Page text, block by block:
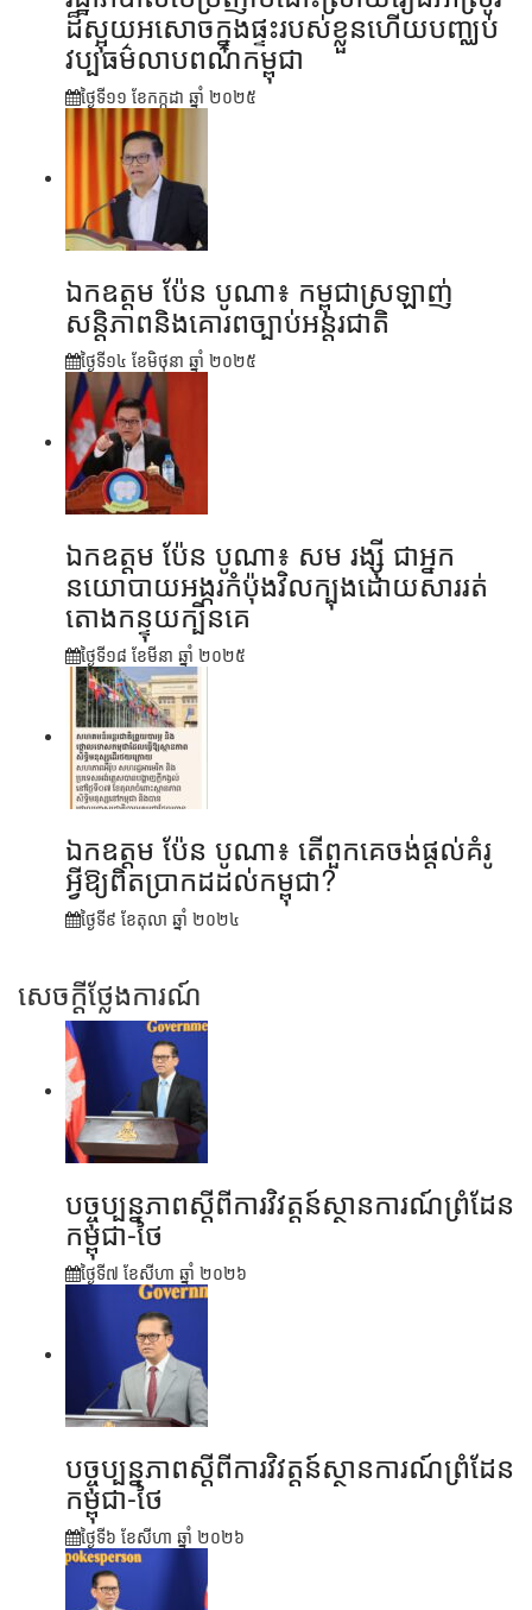
ដ៏ស្អុយអសោចក្នុងផ្ទះរបស់ខ្លួនហើយបញ្ឈប់
វប្បធម៌លាបពណ៌កម្ពុជា
ថ្ងៃទី១១ ខែ​កក្កដា ឆ្នាំ ២០២៥
ឯកឧត្តម ប៉ែន បូណា៖ កម្ពុជាស្រឡាញ់
សន្តិភាពនិងគោរពច្បាប់អន្តរជាតិ
ថ្ងៃទី១៤ ខែ​មិថុនា ឆ្នាំ ២០២៥
ឯកឧត្តម ប៉ែន បូណា៖ សម រង្ស៊ី ជាអ្នក
នយោបាយអង្ករកំប៉ុងវិលក្បុងដោយសាររត់
តោងកន្ទុយក្បិនគេ
ថ្ងៃទី១៨ ខែ​មីនា ឆ្នាំ ២០២៥
ឯកឧត្តម ប៉ែន បូណា៖ តើពួកគេចង់ផ្តល់គំរូ
អ្វីឱ្យពិតប្រាកដដល់កម្ពុជា?
ថ្ងៃទី៩ ខែ​តុលា ឆ្នាំ ២០២៤
សេចក្តីថ្លែងការណ៍
បច្ចុប្បន្នភាពស្ដីពីការវិវត្តន៍ស្ថានការណ៍ព្រំដែន
កម្ពុជា-ថៃ
ថ្ងៃទី៧ ខែ​សីហា ឆ្នាំ ២០២៦
បច្ចុប្បន្នភាពស្ដីពីការវិវត្តន៍ស្ថានការណ៍ព្រំដែន
កម្ពុជា-ថៃ
ថ្ងៃទី៦ ខែ​សីហា ឆ្នាំ ២០២៦